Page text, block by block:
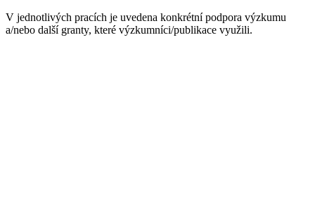
V jednotlivých pracích je uvedena konkrétní podpora výzkumu
a/nebo další granty, které výzkumníci/publikace využili.